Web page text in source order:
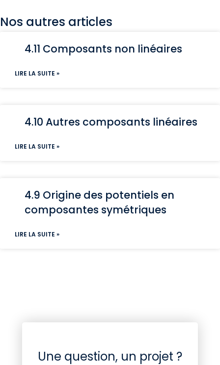
Nos autres articles
4.11 Composants non linéaires
LIRE LA SUITE »
4.10 Autres composants linéaires
LIRE LA SUITE »
4.9 Origine des potentiels en
composantes symétriques
LIRE LA SUITE »
Une question, un projet ?